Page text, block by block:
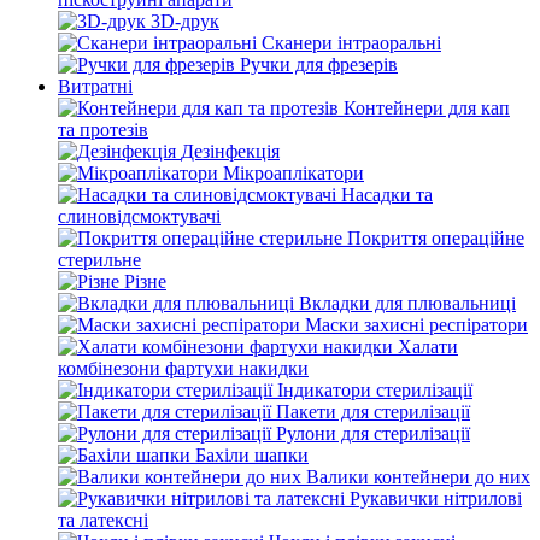
3D-друк
Сканери інтраоральні
Ручки для фрезерів
Витратні
Контейнери для кап
та протезів
Дезінфекція
Мікроаплікатори
Насадки та
слиновідсмоктувачі
Покриття операційне
стерильне
Різне
Вкладки для плювальниці
Маски захисні респіратори
Халати
комбінезони фартухи накидки
Індикатори стерилізації
Пакети для стерилізації
Рулони для стерилізації
Бахіли шапки
Валики контейнери до них
Рукавички нітрилові
та латексні